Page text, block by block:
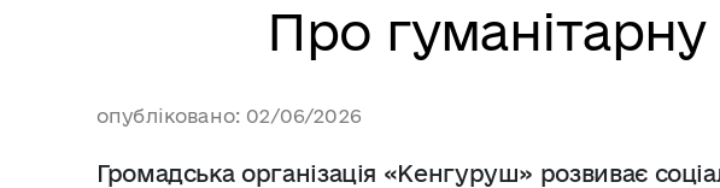
Про
опубліковано: 02/06/2026
Громадська організація «Кенгуруш» розвиває